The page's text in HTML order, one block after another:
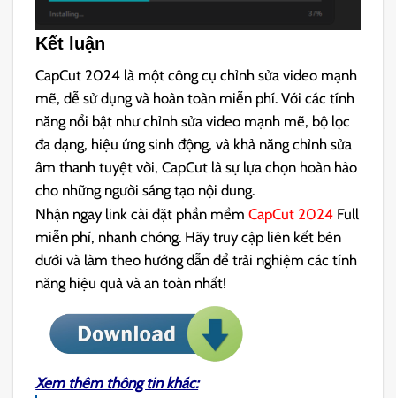
Kết luận
CapCut 2024 là một công cụ chỉnh sửa video mạnh
mẽ, dễ sử dụng và hoàn toàn miễn phí. Với các tính
năng nổi bật như chỉnh sửa video mạnh mẽ, bộ lọc
đa dạng, hiệu ứng sinh động, và khả năng chỉnh sửa
âm thanh tuyệt vời, CapCut là sự lựa chọn hoàn hảo
cho những người sáng tạo nội dung.
Nhận ngay link cài đặt phần mềmCapCut 2024 Full
miễn phí, nhanh chóng. Hãy truy cập liên kết bên
dưới và làm theo hướng dẫn để trải nghiệm các tính
năng hiệu quả và an toàn nhất!
Xem thêm thông tin khác: